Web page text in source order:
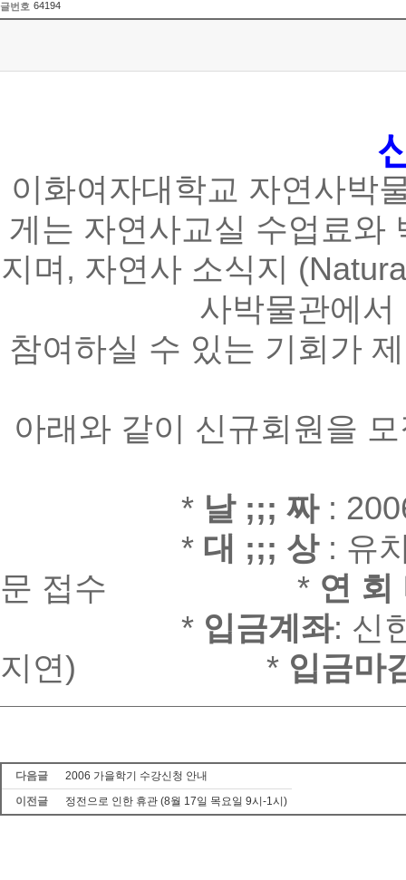
글번호 64194
이화여자대학교 자연사박
게는 자연사교실 수업료와
지며, 자연사 소식지
사박물관에
참여하실 수 있는 기회가
아래와 같이 신규회원을
* 날 ;;; 짜 :
* 대 ;;; 상 : 유
문 접수
* 연
* 입금계좌: 신
지연)
* 입금마
다음글
2006 가을학기 수강신청 안내
이전글
정전으로 인한 휴관 (8월 17일 목요일 9시-1시)